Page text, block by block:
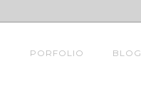
PORFOLIO BLOG